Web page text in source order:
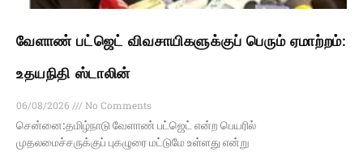
வேளாண் பட்ஜெட் விவசாயிகளுக்குப் பெரும் ஏமாற்றம்:
உதயநிதி ஸ்டாலின்
06/08/2026
No Comments
சென்னை:தமிழ்நாடு வேளாண் பட்ஜெட் என்ற பெயரில்
முதலமைச்சருக்குப் புகழுரை மட்டுமே உள்ளது என்று